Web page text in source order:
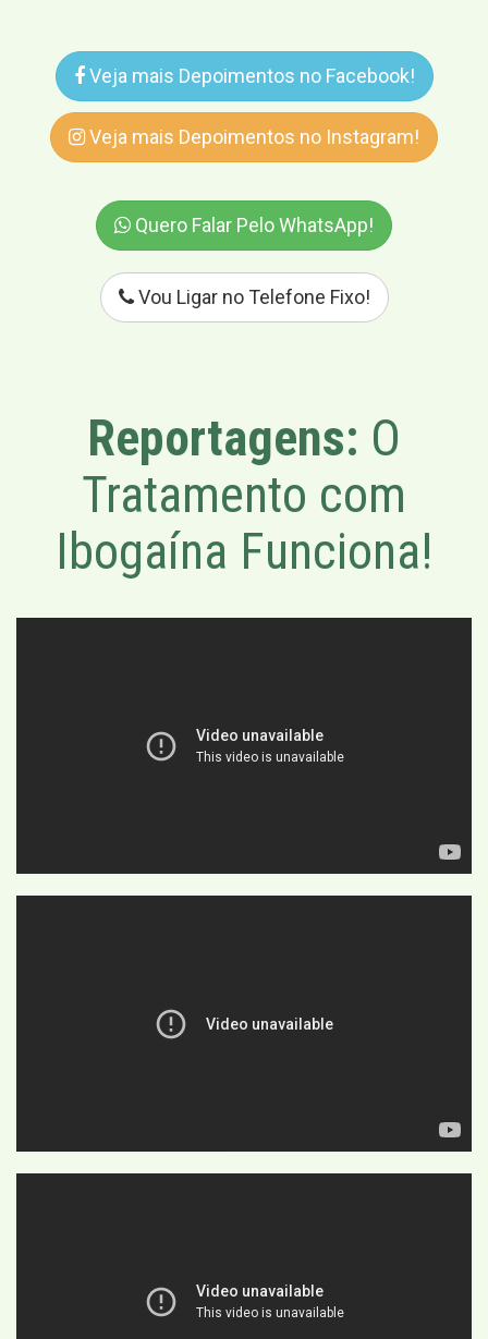
Veja mais Depoimentos no Facebook!
Veja mais Depoimentos no Instagram!
Quero Falar Pelo WhatsApp!
Vou Ligar no Telefone Fixo!
Reportagens: O
Tratamento com
Ibogaína Funciona!